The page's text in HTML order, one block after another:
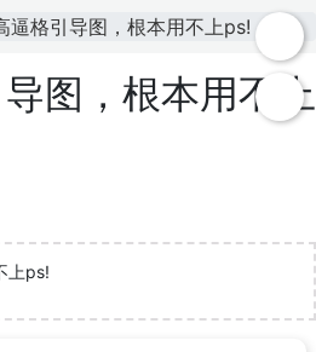
逼格引导图，根本用不上ps!
图，根本用不上
上ps!